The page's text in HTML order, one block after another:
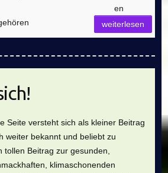
en
weiterlesen
Seite versteht sich als kleiner Beitrag
weiter bekannt und beliebt zu
tollen Beitrag zur gesunden,
klimaschonenden